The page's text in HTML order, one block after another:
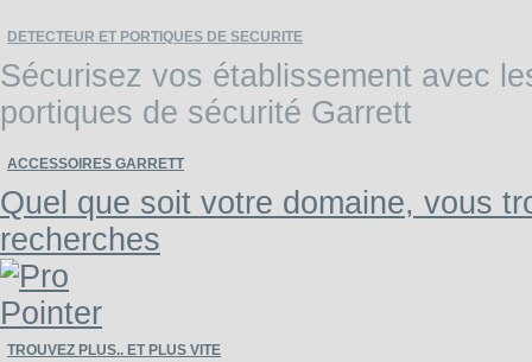
DETECTEUR ET PORTIQUES DE SECURITE
Sécurisez vos établissement avec
portiques de sécurité Garrett
ACCESSOIRES GARRETT
Quel que soit votre domaine, vous
recherches
TROUVEZ PLUS.. ET PLUS VITE